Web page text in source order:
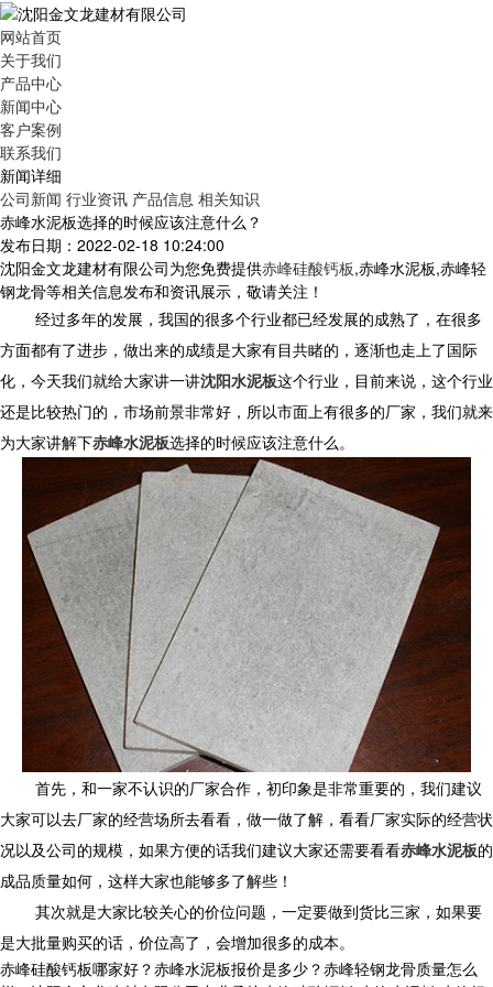
网站首页
关于我们
产品中心
新闻中心
客户案例
联系我们
新闻详细
公司新闻 行业资讯 产品信息 相关知识
赤峰水泥板选择的时候应该注意什么？
发布日期：2022-02-18 10:24:00
沈阳金文龙建材有限公司为您免费提供赤峰硅酸钙板,赤峰水泥板,赤峰轻
钢龙骨等相关信息发布和资讯展示，敬请关注！
经过多年的发展，我国的很多个行业都已经发展的成熟了，在很多
方面都有了进步，做出来的成绩是大家有目共睹的，逐渐也走上了国际
化，今天我们就给大家讲一讲沈阳水泥板这个行业，目前来说，这个行业
还是比较热门的，市场前景非常好，所以市面上有很多的厂家，我们就来
为大家讲解下赤峰水泥板选择的时候应该注意什么。
首先，和一家不认识的厂家合作，初印象是非常重要的，我们建议
大家可以去厂家的经营场所去看看，做一做了解，看看厂家实际的经营状
况以及公司的规模，如果方便的话我们建议大家还需要看看赤峰水泥板的
成品质量如何，这样大家也能够多了解些！
其次就是大家比较关心的价位问题，一定要做到货比三家，如果要
是大批量购买的话，价位高了，会增加很多的成本。
赤峰硅酸钙板哪家好？赤峰水泥板报价是多少？赤峰轻钢龙骨质量怎么